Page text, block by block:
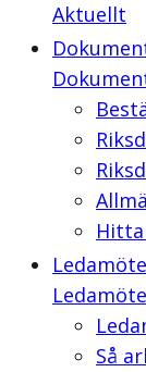
Aktuellt
Så